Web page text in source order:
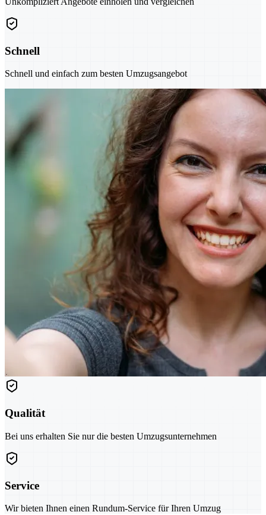
Schnell
Schnell und einfach zum besten Umzugsangebot
Qualität
Bei uns erhalten Sie nur die besten Umzugsunternehmen
Service
Wir bieten Ihnen einen Rundum-Service für Ihren Umzug